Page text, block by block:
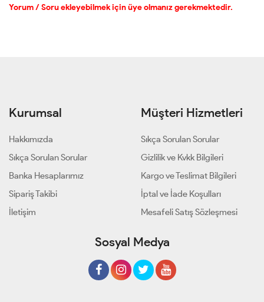
Yorum / Soru ekleyebilmek için üye olmanız gerekmektedir.
Kurumsal
Hakkımızda
Sıkça Sorulan Sorular
Banka Hesaplarımız
Sipariş Takibi
İletişim
Müşteri Hizmetleri
Sıkça Sorulan Sorular
Gizlilik ve Kvkk Bilgileri
Kargo ve Teslimat Bilgileri
İptal ve İade Koşulları
Mesafeli Satış Sözleşmesi
Sosyal Medya